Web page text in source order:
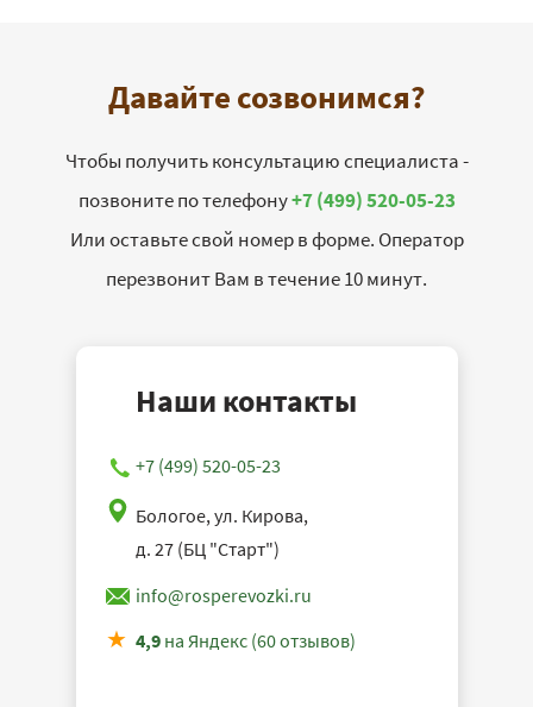
Давайте созвонимся?
Чтобы получить консультацию специалиста -
позвоните по телефону+7 (499) 520-05-23
Или оставьте свой номер в форме. Оператор
перезвонит Вам в течение 10 минут.
Наши контакты
+7 (499) 520-05-23
Бологое, ул. Кирова,
д. 27 (БЦ "Старт")
info@rosperevozki.ru
4,9на Яндекс (60 отзывов)